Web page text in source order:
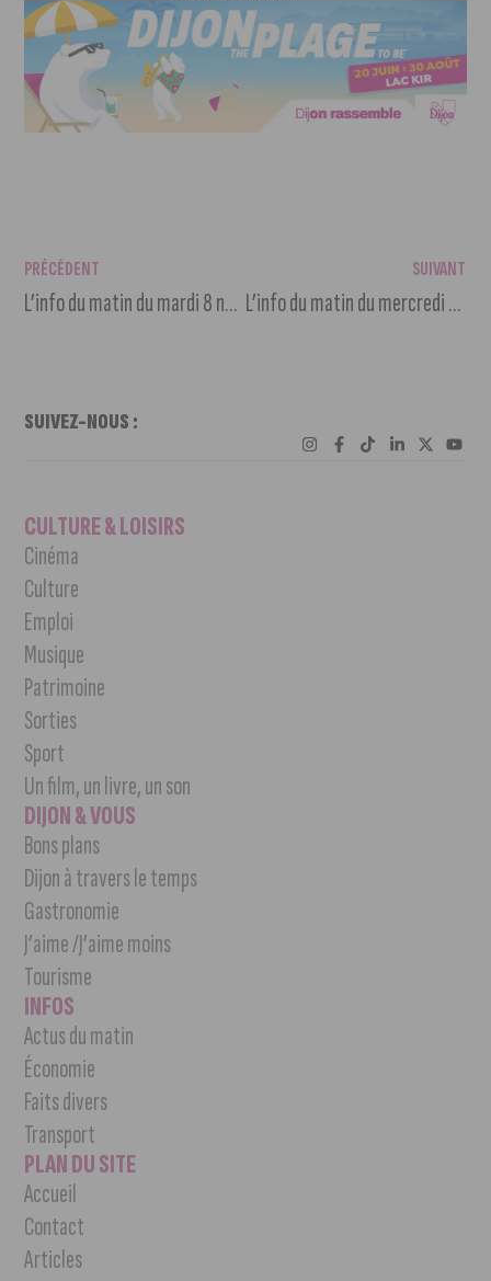
PRÉCÉDENT
L’info du matin du mardi 8 novembre 2022
SUIVANT
L’info du matin du mercredi 9 novembre 2022
SUIVEZ-NOUS :
CULTURE & LOISIRS
Cinéma
Culture
Emploi
Musique
Patrimoine
Sorties
Sport
Un film, un livre, un son
DIJON & VOUS
Bons plans
Dijon à travers le temps
Gastronomie
J’aime /J’aime moins
Tourisme
INFOS
Actus du matin
Économie
Faits divers
Transport
PLAN DU SITE
Accueil
Contact
Articles